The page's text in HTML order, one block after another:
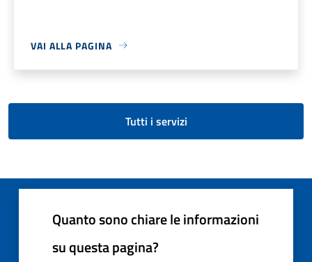
VAI ALLA PAGINA
Tutti i servizi
Quanto sono chiare le informazioni
su questa pagina?